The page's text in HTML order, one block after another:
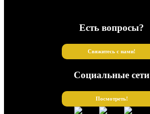
Есть вопросы?
Свяжитесь с нами!
Социальные сети
Посмотреть!